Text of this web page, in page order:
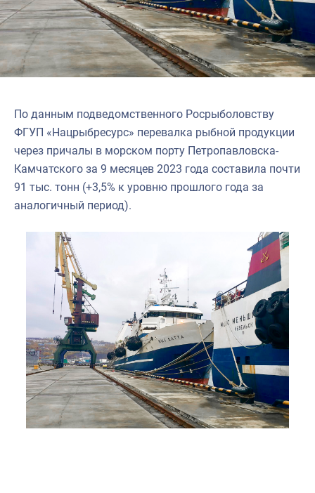
По данным подведомственного Росрыболовству
ФГУП «Нацрыбресурс» перевалка рыбной продукции
через причалы в морском порту Петропавловска-
Камчатского за 9 месяцев 2023 года составила почти
91 тыс. тонн (+3,5% к уровню прошлого года за
аналогичный период).